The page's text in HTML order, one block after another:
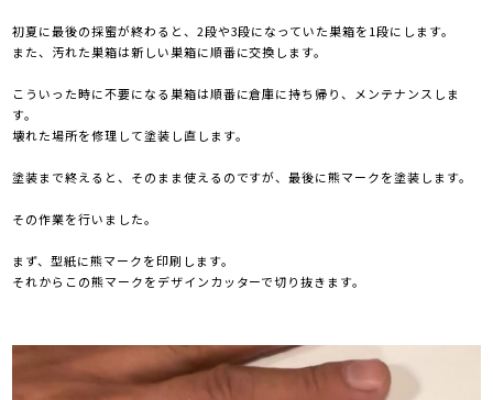
初夏に最後の採蜜が終わると、2段や3段になっていた巣箱を1段にします。
また、汚れた巣箱は新しい巣箱に順番に交換します。
こういった時に不要になる巣箱は順番に倉庫に持ち帰り、メンテナンスしま
す。
壊れた場所を修理して塗装し直します。
塗装まで終えると、そのまま使えるのですが、最後に熊マークを塗装します。
その作業を行いました。
まず、型紙に熊マークを印刷します。
それからこの熊マークをデザインカッターで切り抜きます。